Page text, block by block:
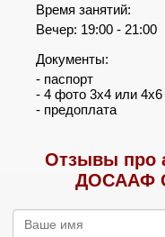
Время занятий:
Вечер: 19:00 - 21:00
Документы:
- паспорт
- 4 фото 3х4 или 4х6
- предоплата
Отзывы про
ДОСААФ